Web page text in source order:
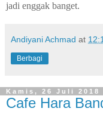
jadi enggak banget.
Andiyani Achmad at
Berbagi
Kamis, 26 Juli 2018
Cafe Hara